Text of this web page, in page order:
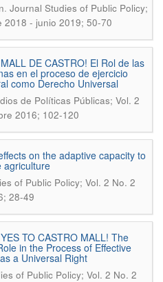
. Journal Studies of Public Policy;
2018 - junio 2019; 50-70
DE CASTRO! El Rol de las
en el proceso de ejercicio
como Derecho Universal
de Políticas Públicas; Vol. 2
2016; 102-120
on the adaptive capacity to
agriculture
of Public Policy; Vol. 2 No. 2
28-49
TO CASTRO MALL! The
in the Process of Effective
a Universal Right
of Public Policy; Vol. 2 No. 2